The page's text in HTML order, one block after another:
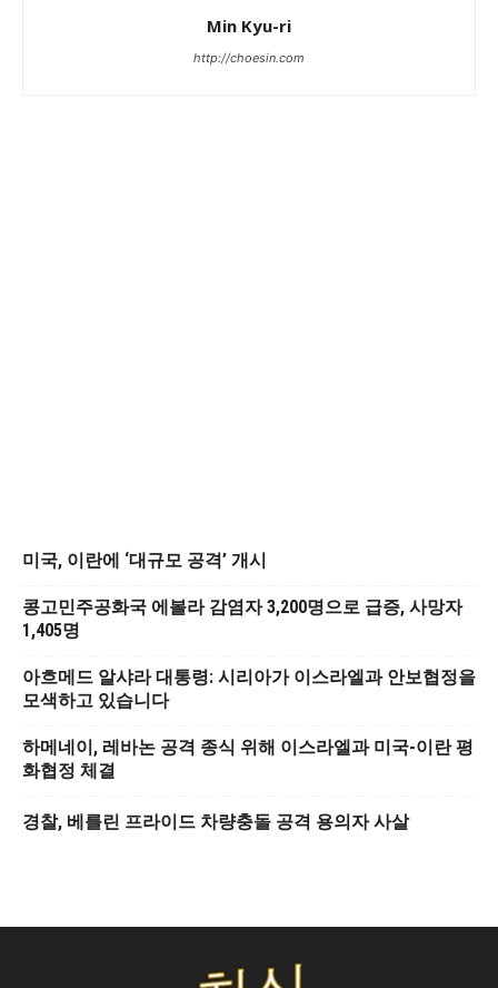
Min Kyu-ri
http://choesin.com
미국, 이란에 ‘대규모 공격’ 개시
콩고민주공화국 에볼라 감염자 3,200명으로 급증, 사망자
1,405명
아흐메드 알샤라 대통령: 시리아가 이스라엘과 안보협정을
모색하고 있습니다
하메네이, 레바논 공격 종식 위해 이스라엘과 미국-이란 평
화협정 체결
경찰, 베를린 프라이드 차량충돌 공격 용의자 사살